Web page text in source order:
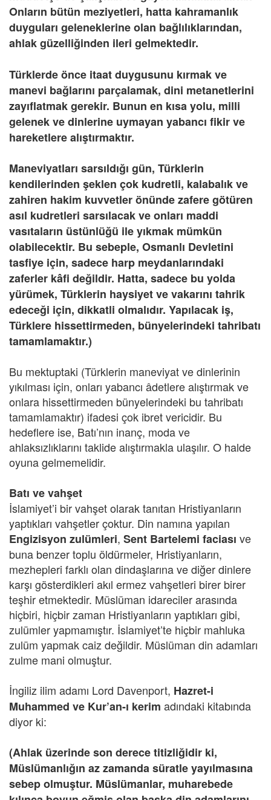
Onların bütün meziyetleri, hatta kahramanlık
duyguları geleneklerine olan bağlılıklarından,
ahlak güzelliğinden ileri gelmektedir.
Türklerde önce itaat duygusunu kırmak ve
manevi bağlarını parçalamak, dini metanetlerini
zayıflatmak gerekir. Bunun en kısa yolu, milli
gelenek ve dinlerine uymayan yabancı fikir ve
hareketlere alıştırmaktır.
Maneviyatları sarsıldığı gün, Türklerin
kendilerinden şeklen çok kudretli, kalabalık ve
zahiren hakim kuvvetler önünde zafere götüren
asıl kudretleri sarsılacak ve onları maddi
vasıtaların üstünlüğü ile yıkmak mümkün
olabilecektir. Bu sebeple, Osmanlı Devletini
tasfiye için, sadece harp meydanlarındaki
zaferler kâfi değildir. Hatta, sadece bu yolda
yürümek, Türklerin haysiyet ve vakarını tahrik
edeceği için, dikkatli olmalıdır. Yapılacak iş,
Türklere hissettirmeden, bünyelerindeki tahribatı
tamamlamaktır.)
Bu mektuptaki (Türklerin maneviyat ve dinlerinin
yıkılması için, onları yabancı âdetlere alıştırmak ve
onlara hissettirmeden bünyelerindeki bu tahribatı
tamamlamaktır) ifadesi çok ibret vericidir. Bu
hedeflere ise, Batı’nın inanç, moda ve
ahlaksızlıklarını taklide alıştırmakla ulaşılır. O halde
oyuna gelmemelidir.
Batı ve vahşet
İslamiyet’i bir vahşet olarak tanıtan Hristiyanların
yaptıkları vahşetler çoktur. Din namına yapılan
Engizisyon zulümleri, Sent Bartelemi faciası ve
buna benzer toplu öldürmeler, Hristiyanların,
mezhepleri farklı olan dindaşlarına ve diğer dinlere
karşı gösterdikleri akıl ermez vahşetleri birer birer
teşhir etmektedir. Müslüman idareciler arasında
hiçbiri, hiçbir zaman Hristiyanların yaptıkları gibi,
zulümler yapmamıştır. İslamiyet’te hiçbir mahluka
zulüm yapmak caiz değildir. Müslüman din adamları
zulme mani olmuştur.
İngiliz ilim adamı Lord Davenport, Hazret-i
Muhammed ve Kur’an-ı kerim adındaki kitabında
diyor ki:
(Ahlak üzerinde son derece titizliğidir ki,
Müslümanlığın az zamanda süratle yayılmasına
sebep olmuştur. Müslümanlar, muharebede